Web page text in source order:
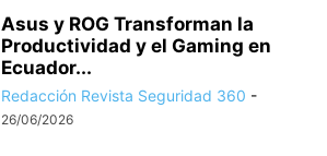
Asus y ROG Transforman la
Productividad y el Gaming en
Ecuador...
Redacción Revista Seguridad 360 -
26/06/2026